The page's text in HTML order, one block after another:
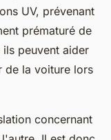
UV, prévenant
prématuré de
peuvent aider
de la voiture lors
concernant